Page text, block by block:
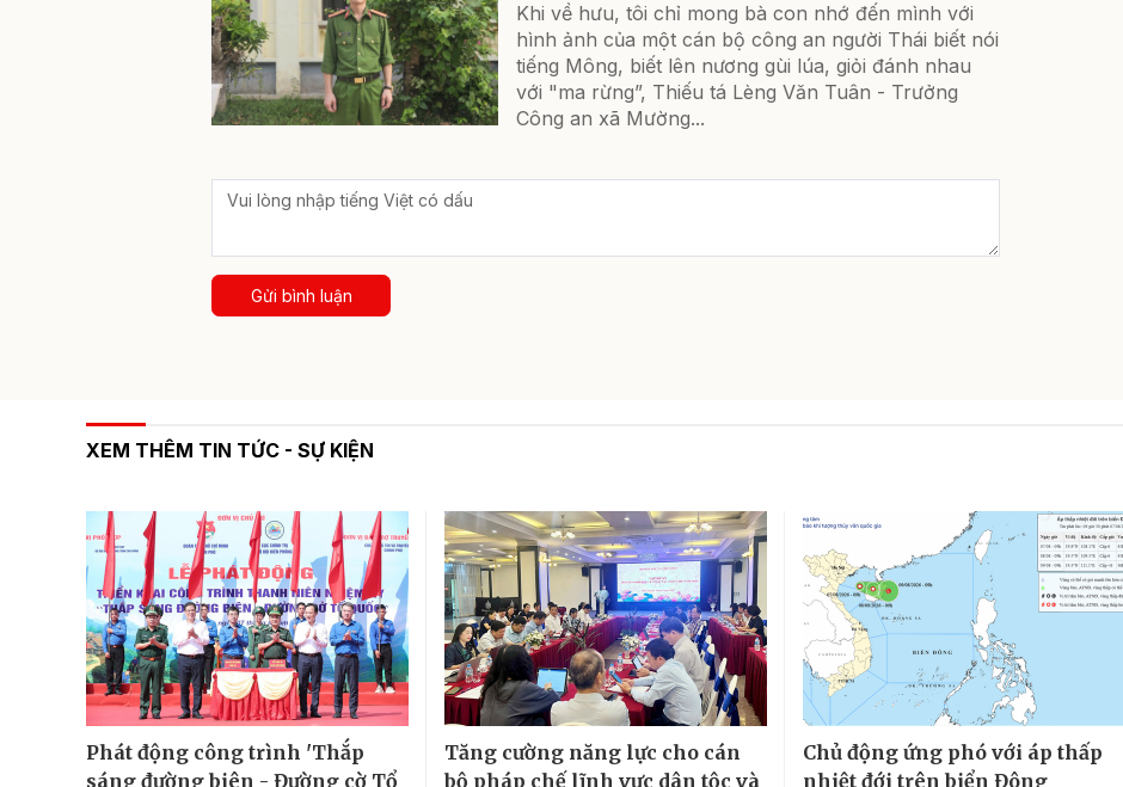
Khi về hưu, tôi chỉ mong bà con nhớ đến mình với
hình ảnh của một cán bộ công an người Thái biết nói
tiếng Mông, biết lên nương gùi lúa, giỏi đánh nhau
với "ma rừng”, Thiếu tá Lèng Văn Tuân - Trưởng
Công an xã Mường...
Gửi bình luận
XEM THÊM TIN TỨC - SỰ KIỆN
Phát động công trình 'Thắp
sáng đường biên - Đường cờ Tổ
Tăng cường năng lực cho cán
bộ pháp chế lĩnh vực dân tộc và
Chủ động ứng phó với áp thấp
nhiệt đới trên biển Đông